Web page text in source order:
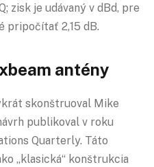
zisk je udávaný v dBd, pre
pripočítať 2,15 dB.
antény
skonštruoval Mike
publikoval v roku
Quarterly. Táto
„klasická“ konštrukcia